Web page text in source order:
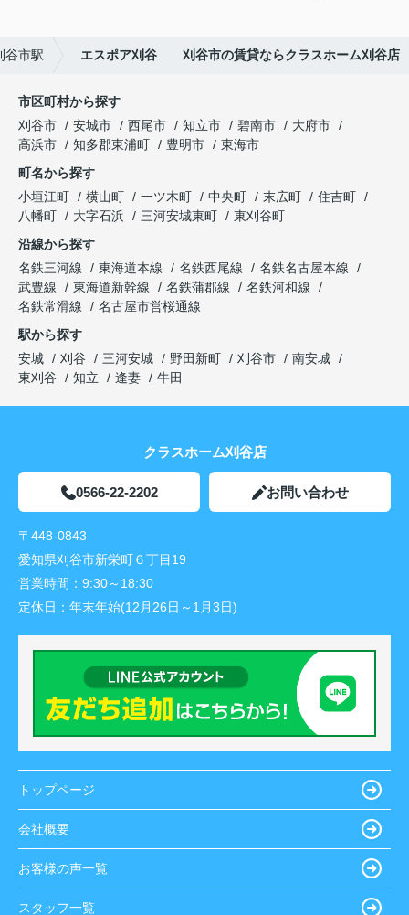
谷市駅 エスポア刈谷 刈谷市の賃貸ならクラスホーム刈谷店
市区町村から探す
刈谷市
安城市 西尾市 知立市 碧南市
大府市
高浜市
知多郡東浦町 豊明市
東海市
町名から探す
小垣江町
横山町 一ツ木町 中央町 末広町
住吉町
八幡町
大字石浜 三河安城東町
東刈谷町
沿線から探す
名鉄三河線
東海道本線 名鉄西尾線
名鉄名古屋本線
武豊線
東海道新幹線 名鉄蒲郡線
名鉄河和線
名鉄常滑線
名古屋市営桜通線
駅から探す
安城
刈谷 三河安城 野田新町 刈谷市
南安城
東刈谷
知立 逢妻 牛田
クラスホーム刈谷店
0566-22-2202 お問い合わせ
〒448-0843
愛知県刈谷市新栄町６丁目19
営業時間： 9:30～18:30
定休日： 年末年始(12月26日～1月3日)
トップページ
会社概要
お客様の声一覧
スタッフ一覧